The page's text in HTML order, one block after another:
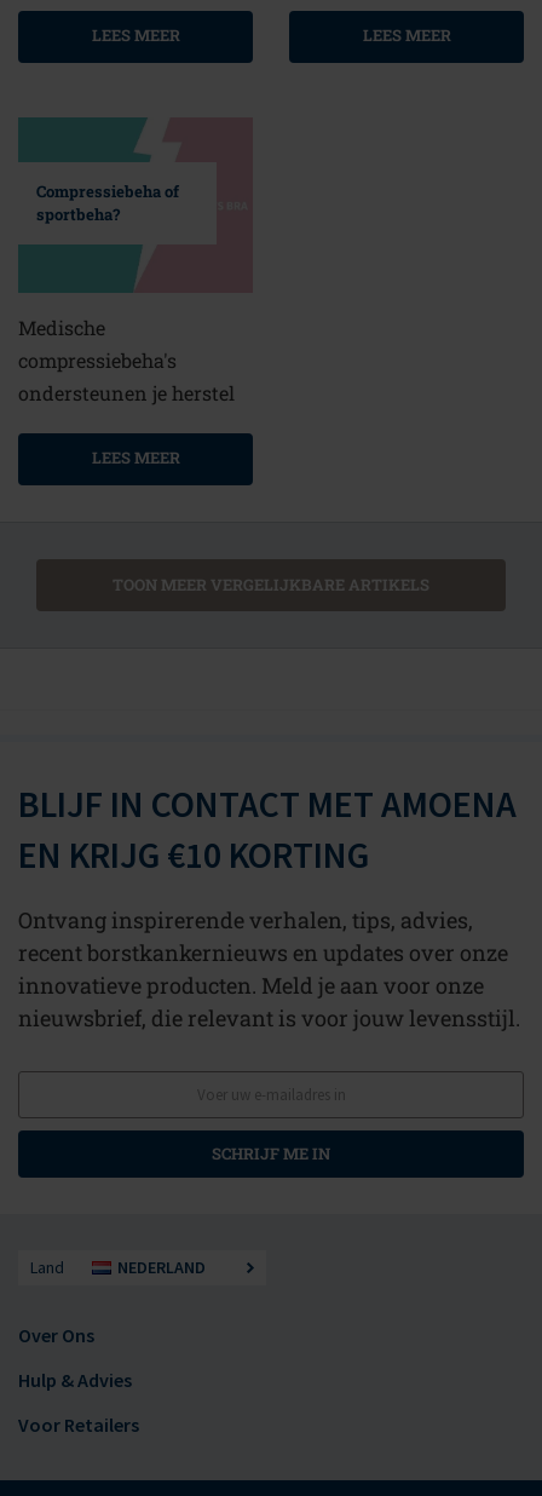
LEES MEER LEES MEER
Compressiebeha of
sportbeha?
Medische
compressiebeha's
ondersteunen je herstel
LEES MEER
TOON MEER VERGELIJKBARE ARTIKELS
BLIJF IN CONTACT MET AMOENA
EN KRIJG €10 KORTING
Ontvang inspirerende verhalen, tips, advies,
recent borstkankernieuws en updates over onze
innovatieve producten. Meld je aan voor onze
nieuwsbrief, die relevant is voor jouw levensstijl.
SCHRIJF ME IN
Land NEDERLAND
Over Ons
Hulp & Advies
Voor Retailers